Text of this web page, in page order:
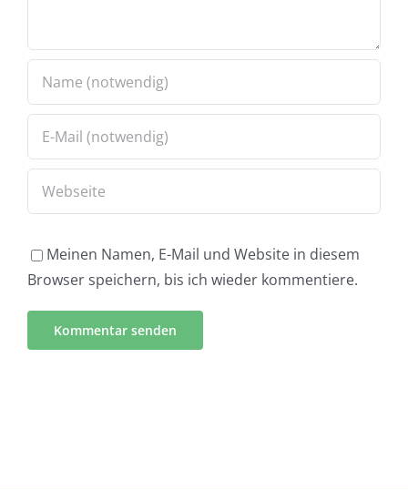
Meinen Namen, E-Mail und Website in diesem
Browser speichern, bis ich wieder kommentiere.